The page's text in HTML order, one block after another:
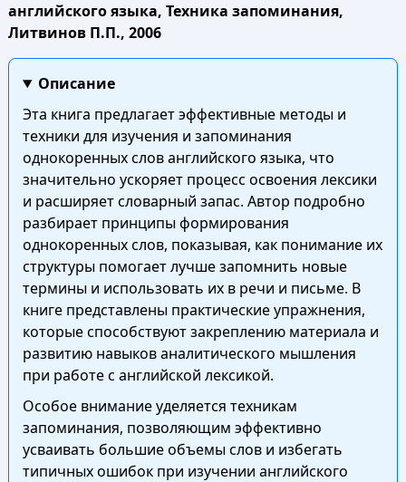
английского языка, Техника запоминания,
Литвинов П.П., 2006
Описание
Эта книга предлагает эффективные методы и
техники для изучения и запоминания
однокоренных слов английского языка, что
значительно ускоряет процесс освоения лексики
и расширяет словарный запас. Автор подробно
разбирает принципы формирования
однокоренных слов, показывая, как понимание их
структуры помогает лучше запомнить новые
термины и использовать их в речи и письме. В
книге представлены практические упражнения,
которые способствуют закреплению материала и
развитию навыков аналитического мышления
при работе с английской лексикой.
Особое внимание уделяется техникам
запоминания, позволяющим эффективно
усваивать большие объемы слов и избегать
типичных ошибок при изучении английского